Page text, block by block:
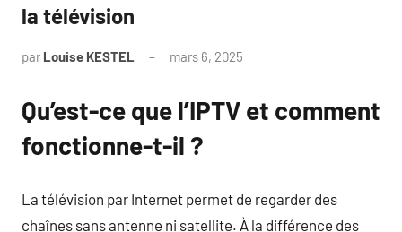
la télévision
par Louise KESTEL mars 6, 2025
Qu’est-ce que l’IPTV et comment
fonctionne-t-il ?
La télévision par Internet permet de regarder des
chaînes sans antenne ni satellite. À la différence des